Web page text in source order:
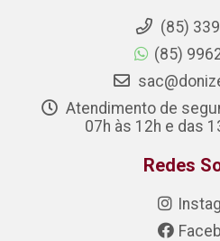
(85)
(85)
Atendimento de
07h às 12h e das
Redes